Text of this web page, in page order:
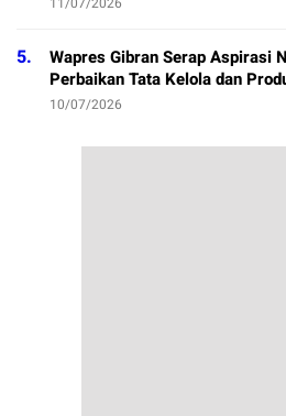
5.
Wapres Gibran Serap Aspirasi
Perbaikan Tata Kelola dan
10/07/2026